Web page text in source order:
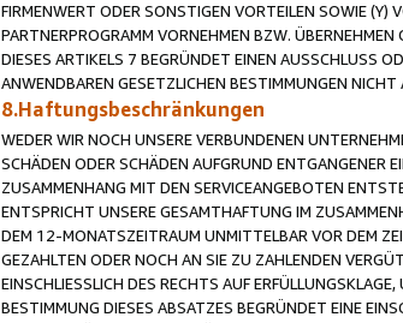
FIRMENWERT ODER SONSTIGEN VORTEILEN SOWIE (Y)
PARTNERPROGRAMM VORNEHMEN BZW.
DIESES ARTIKELS 7 BEGRÜNDET EINEN AUSSCHLUSS
ANWENDBAREN GESETZLICHEN BESTIMMUNGEN
8.Haftungsbeschränkungen
WEDER WIR NOCH UNSERE VERBUNDENEN
SCHÄDEN ODER SCHÄDEN AUFGRUND ENTGANGENER
ZUSAMMENHANG MIT DEN SERVICEANGEBOTEN
ENTSPRICHT UNSERE GESAMTHAFTUNG IM
DEM 12-MONATSZEITRAUM UNMITTELBAR VOR DEM
GEZAHLTEN ODER NOCH AN SIE ZU ZAHLENDEN
EINSCHLIESSLICH DES RECHTS AUF
BESTIMMUNG DIESES ABSATZES BEGRÜNDET EINE